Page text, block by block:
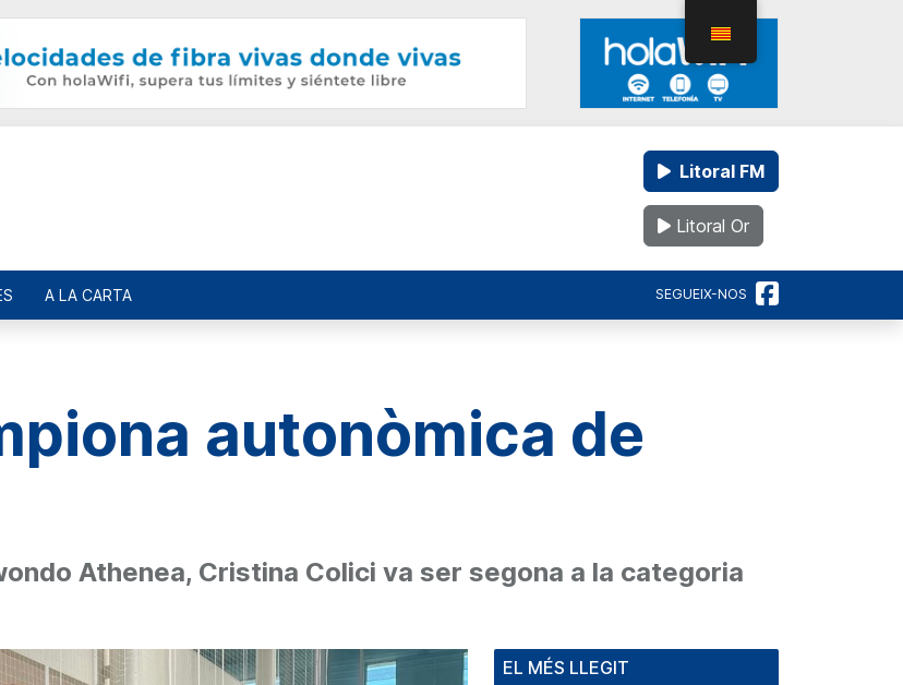
Litoral FM
Litoral Or
A LA CARTA SEGUEIX-NOS
autonòmica de
Athenea, Cristina Colici va ser segona a la categoria
EL MÉS LLEGIT